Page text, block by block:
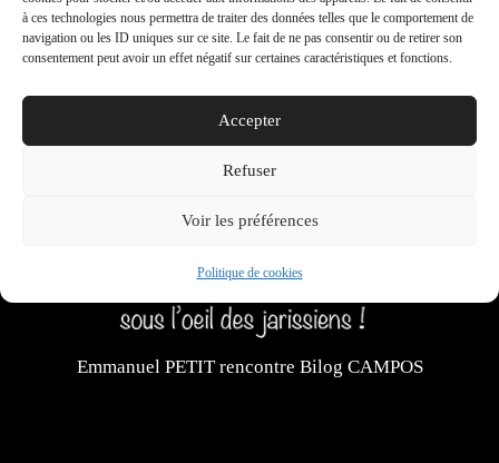
à ces technologies nous permettra de traiter des données telles que le comportement de
navigation ou les ID uniques sur ce site. Le fait de ne pas consentir ou de retirer son
consentement peut avoir un effet négatif sur certaines caractéristiques et fonctions.
Accepter
Refuser
Voir les préférences
Politique de cookies
Emmanuel PETIT rencontre Bilog CAMPOS